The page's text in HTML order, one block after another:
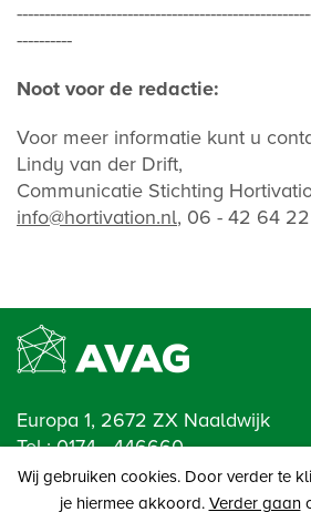
----------
Noot voor de redactie:
Voor meer informatie kunt u
Lindy van der Drift,
Communicatie Stichting
info@hortivation.nl, 06 - 42 64
Europa 1, 2672 ZX Naaldwijk
Tel.:0174 - 446660
E-mail:info@avag.nl
Wij gebruiken cookies. Door verder te
je hiermee akkoord. Verder gaan